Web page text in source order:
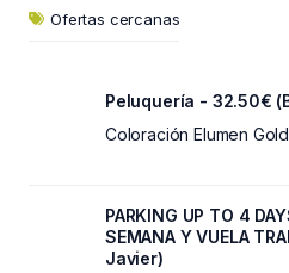
Ofertas cercanas
Peluquería - 32.50€
Coloración Elumen
PARKING UP TO 4
SEMANA Y VUELA
Javier)